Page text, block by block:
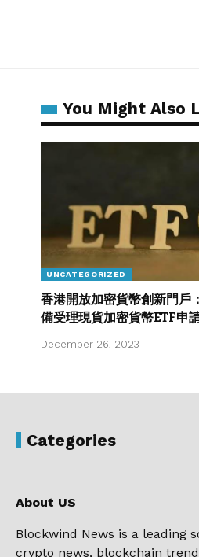
You Might Also
UNCATEGORIZED
香港開放加密貨幣創新門戶
備受理現貨加密貨幣ETF申
December 26, 2023
Categories
About US
Blockwind News is a leading
crypto news, blockchain